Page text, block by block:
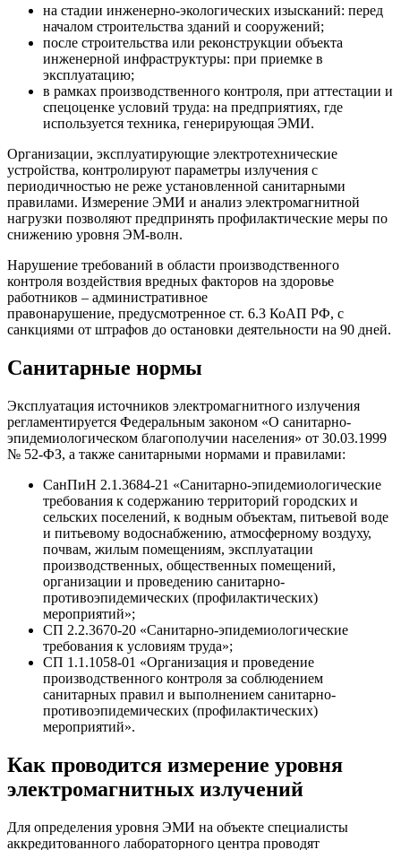
на стадии инженерно-экологических изысканий: перед
началом строительства зданий и сооружений;
после строительства или реконструкции объекта
инженерной инфраструктуры: при приемке в
эксплуатацию;
в рамках производственного контроля, при аттестации и
спецоценке условий труда: на предприятиях, где
используется техника, генерирующая ЭМИ.
Организации, эксплуатирующие электротехнические
устройства, контролируют параметры излучения с
периодичностью не реже установленной санитарными
правилами. Измерение ЭМИ и анализ электромагнитной
нагрузки позволяют предпринять профилактические меры по
снижению уровня ЭМ-волн.
Нарушение требований в области производственного
контроля воздействия вредных факторов на здоровье
работников – административное
правонарушение, предусмотренное ст. 6.3 КоАП РФ, с
санкциями от штрафов до остановки деятельности на 90 дней.
Санитарные нормы
Эксплуатация источников электромагнитного излучения
регламентируется Федеральным законом «О санитарно-
эпидемиологическом благополучии населения» от 30.03.1999
№ 52-ФЗ, а также санитарными нормами и правилами:
СанПиН 2.1.3684-21 «Санитарно-эпидемиологические
требования к содержанию территорий городских и
сельских поселений, к водным объектам, питьевой воде
и питьевому водоснабжению, атмосферному воздуху,
почвам, жилым помещениям, эксплуатации
производственных, общественных помещений,
организации и проведению санитарно-
противоэпидемических (профилактических)
мероприятий»;
СП 2.2.3670-20 «Санитарно-эпидемиологические
требования к условиям труда»;
СП 1.1.1058-01 «Организация и проведение
производственного контроля за соблюдением
санитарных правил и выполнением санитарно-
противоэпидемических (профилактических)
мероприятий».
Как проводится измерение уровня
электромагнитных излучений
Для определения уровня ЭМИ на объекте специалисты
аккредитованного лабораторного центра проводят